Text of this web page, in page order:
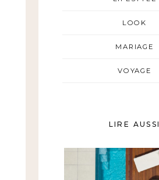
LOOK
MARIAGE
VOYAGE
LIRE AUSSI